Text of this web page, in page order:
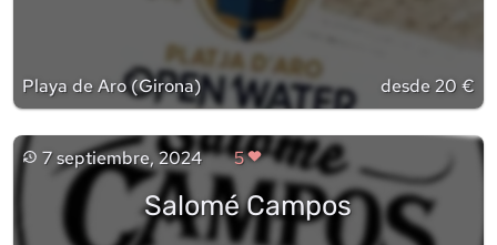
Playa de Aro(Girona) desde 20 €
7 septiembre, 2024 5
Salomé Campos